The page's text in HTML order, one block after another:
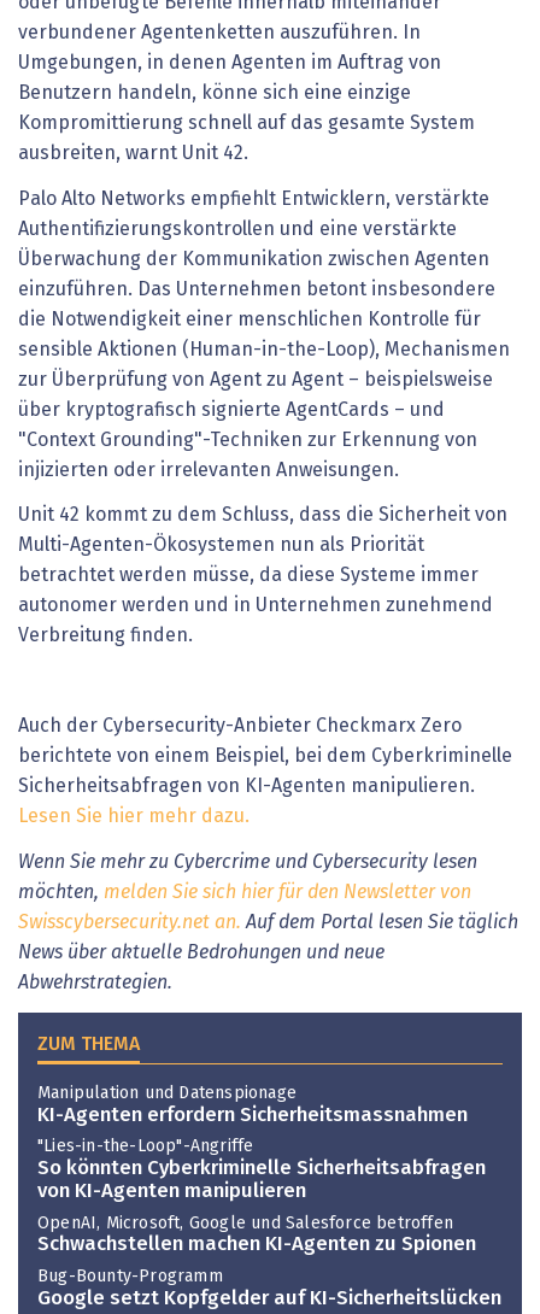
verbundener Agentenketten auszuführen. In
Umgebungen, in denen Agenten im Auftrag von
Benutzern handeln, könne sich eine einzige
Kompromittierung schnell auf das gesamte System
ausbreiten, warnt Unit 42.
Palo Alto Networks empfiehlt Entwicklern, verstärkte
Authentifizierungskontrollen und eine verstärkte
Überwachung der Kommunikation zwischen Agenten
einzuführen. Das Unternehmen betont insbesondere
die Notwendigkeit einer menschlichen Kontrolle für
sensible Aktionen (Human-in-the-Loop), Mechanismen
zur Überprüfung von Agent zu Agent – beispielsweise
über kryptografisch signierte AgentCards – und
"Context Grounding"-Techniken zur Erkennung von
injizierten oder irrelevanten Anweisungen.
Unit 42 kommt zu dem Schluss, dass die Sicherheit von
Multi-Agenten-Ökosystemen nun als Priorität
betrachtet werden müsse, da diese Systeme immer
autonomer werden und in Unternehmen zunehmend
Verbreitung finden.
Auch der Cybersecurity-Anbieter Checkmarx Zero
berichtete von einem Beispiel, bei dem Cyberkriminelle
Sicherheitsabfragen von KI-Agenten manipulieren.
Lesen Sie hier mehr dazu.
Wenn Sie mehr zu Cybercrime und Cybersecurity lesen
möchten, melden Sie sich hier für den Newsletter von
Swisscybersecurity.net an. Auf dem Portal lesen Sie täglich
News über aktuelle Bedrohungen und neue
Abwehrstrategien.
ZUM THEMA
Manipulation und Datenspionage
KI-Agenten erfordern Sicherheitsmassnahmen
"Lies-in-the-Loop"-Angriffe
So könnten Cyberkriminelle Sicherheitsabfragen
von KI-Agenten manipulieren
OpenAI, Microsoft, Google und Salesforce betroffen
Schwachstellen machen KI-Agenten zu Spionen
Bug-Bounty-Programm
Google setzt Kopfgelder auf KI-Sicherheitslücken